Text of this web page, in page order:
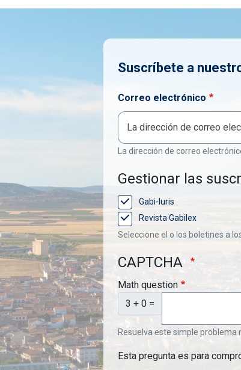
Suscríbete a
Correo electrónico
La dirección de correo
Gestionar las
Gabi-Iuris
Revista Gabilex
Seleccione el o los boletines a
CAPTCHA
Math question
3 + 0 =
Resuelva este simple problema
Esta pregunta es para